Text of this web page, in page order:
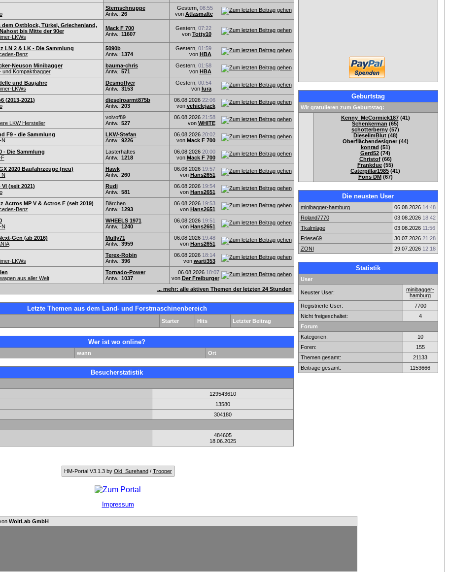
Sternschnuppe
Antw.: 26
Gestern, 08:55
von Atlasmalte
dem Ostblock, Türkei, Griechenland,
bis Mitte der 90er
LKWs
Mack F 700
Antw.: 11607
Gestern, 07:22
von Totty10
LN 2 & LK - Die Sammlung
Benz
5090b
Antw.: 1374
Gestern, 01:59
von HBA
Neuson Minibagger
und Kompaktbagger
bauma-chris
Antw.: 571
Gestern, 01:58
von HBA
und Baujahre
LKWs
Desmoflyer
Antw.: 3153
Gestern, 00:54
von lura
(2013-2021)
dieselroarmt875b
Antw.: 203
06.08.2026 22:06
von vehiclejack
LKW Hersteller
volvof89
Antw.: 527
06.08.2026 21:58
von WHITE
F9 - die Sammlung
N
LKW-Stefan
Antw.: 9226
06.08.2026 20:02
von Mack F 700
- Die Sammlung
F
Lasterhaftes
Antw.: 1218
06.08.2026 20:00
von Mack F 700
2020 Baufahrzeuge (neu)
N
Hawk
Antw.: 260
06.08.2026 19:57
von Hans2651
(seit 2021)
Rudi
Antw.: 581
06.08.2026 19:54
von Hans2651
Actros MP V & Actros F (seit 2019)
Benz
Bärchen
Antw.: 1293
06.08.2026 19:53
von Hans2651
N
WHEELS 1971
Antw.: 1240
06.08.2026 19:51
von Hans2651
Gen (ab 2016)
Mully71
Antw.: 3959
06.08.2026 19:48
von Hans2651
LKWs
Terex-Robin
Antw.: 396
06.08.2026 18:14
von warti353
aus aller Welt
Tornado-Power
Antw.: 1037
06.08.2026 18:07
von Der Freiburger
... mehr: alle aktiven Themen der letzten 24 Stunden
Letzte Themen aus dem Land- und Forstmaschinenbereich
Starter Hits Letzter Beitrag
Wer ist wo online?
wann Ort
Besucherstatistik
129543610
13580
304180
484605
18.06.2025
Geburtstag
Wir gratulieren zum Geburtstag:
Kenny_McCormick187(41)
Schenkerman (65)
schotterberny (57)
DieselimBlut(48)
Oberflächendesigner(44)
konrad (51)
Gerd52 (74)
Christof(66)
Frankdue (55)
Caterpillar1985 (41)
Fons DM(67)
Die neusten User
minibagger-hamburg 06.08.2026 14:48
Roland7770
03.08.2026 18:42
Tkalmlage
03.08.2026 11:56
Friese69
30.07.2026 21:28
ZONI
29.07.2026 12:18
Statistik
User
Neuster User:
minibagger-
hamburg
Registrierte User:
7700
Nicht freigeschaltet:
4
Forum
Kategorien:
10
Foren:
155
Themen gesamt:
21133
Beiträge gesamt:
1153666
HM-Portal V3.1.3 by Old_Surehand/ Trooper
Impressum
WoltLab GmbH